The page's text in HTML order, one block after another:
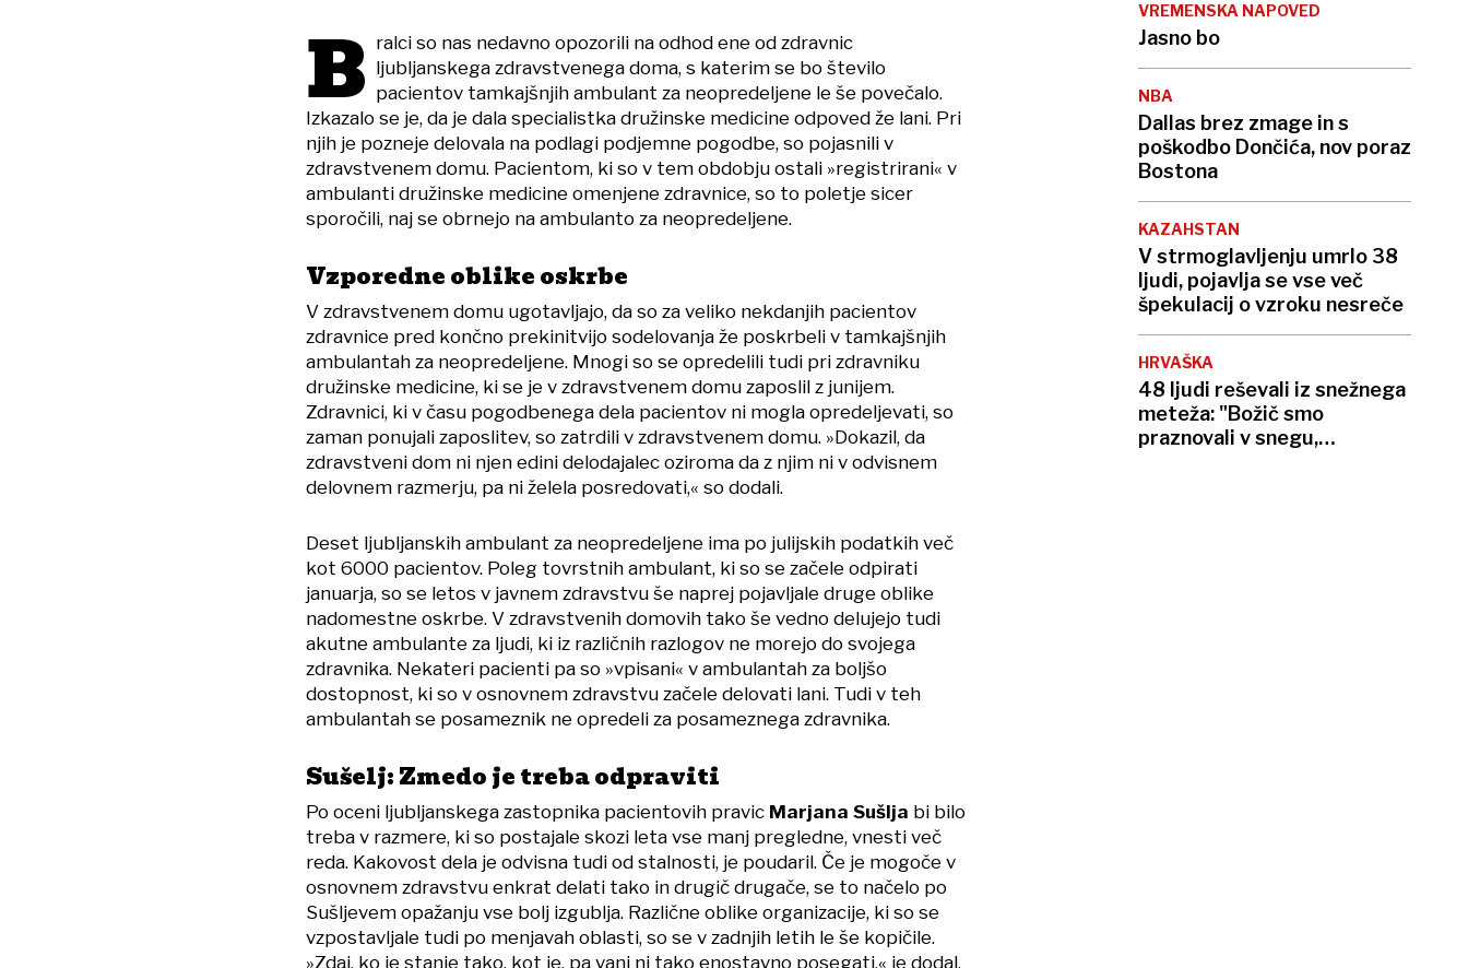
B ralci so nas nedavno opozorili na odhod ene od zdravnic
ljubljanskega zdravstvenega doma, s katerim se bo število
pacientov tamkajšnjih ambulant za neopredeljene le še povečalo.
Izkazalo se je, da je dala specialistka družinske medicine odpoved že lani. Pri
njih je pozneje delovala na podlagi podjemne pogodbe, so pojasnili v
zdravstvenem domu. Pacientom, ki so v tem obdobju ostali »registrirani« v
ambulanti družinske medicine omenjene zdravnice, so to poletje sicer
sporočili, naj se obrnejo na ambulanto za neopredeljene.
Vzporedne oblike oskrbe
V zdravstvenem domu ugotavljajo, da so za veliko nekdanjih pacientov
zdravnice pred končno prekinitvijo sodelovanja že poskrbeli v tamkajšnjih
ambulantah za neopredeljene. Mnogi so se opredelili tudi pri zdravniku
družinske medicine, ki se je v zdravstvenem domu zaposlil z junijem.
Zdravnici, ki v času pogodbenega dela pacientov ni mogla opredeljevati, so
zaman ponujali zaposlitev, so zatrdili v zdravstvenem domu. »Dokazil, da
zdravstveni dom ni njen edini delodajalec oziroma da z njim ni v odvisnem
delovnem razmerju, pa ni želela posredovati,« so dodali.
Deset ljubljanskih ambulant za neopredeljene ima po julijskih podatkih več
kot 6000 pacientov. Poleg tovrstnih ambulant, ki so se začele odpirati
januarja, so se letos v javnem zdravstvu še naprej pojavljale druge oblike
nadomestne oskrbe. V zdravstvenih domovih tako še vedno delujejo tudi
akutne ambulante za ljudi, ki iz različnih razlogov ne morejo do svojega
zdravnika. Nekateri pacienti pa so »vpisani« v ambulantah za boljšo
dostopnost, ki so v osnovnem zdravstvu začele delovati lani. Tudi v teh
ambulantah se posameznik ne opredeli za posameznega zdravnika.
Sušelj: Zmedo je treba odpraviti
Po oceni ljubljanskega zastopnika pacientovih pravic Marjana Sušlja bi bilo
treba v razmere, ki so postajale skozi leta vse manj pregledne, vnesti več
reda. Kakovost dela je odvisna tudi od stalnosti, je poudaril. Če je mogoče v
osnovnem zdravstvu enkrat delati tako in drugič drugače, se to načelo po
Sušljevem opažanju vse bolj izgublja. Različne oblike organizacije, ki so se
vzpostavljale tudi po menjavah oblasti, so se v zadnjih letih le še kopičile.
»Zdaj, ko je stanje tako, kot je, pa vanj ni tako enostavno posegati,« je dodal.
VREMENSKA NAPOVED
Jasno bo
NBA
Dallas brez zmage in s
poškodbo Dončića, nov poraz
Bostona
KAZAHSTAN
V strmoglavljenju umrlo 38
ljudi, pojavlja se vse več
špekulacij o vzroku nesreče
HRVAŠKA
48 ljudi reševali iz snežnega
meteža: "Božič smo
praznovali v snegu,